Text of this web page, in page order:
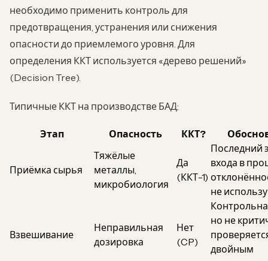
необходимо применить контроль для
предотвращения, устранения или снижения
опасности до приемлемого уровня. Для
определения ККТ используется «дерево решений»
(Decision Tree).
Типичные ККТ на производстве БАД:
Этап Опасность ККТ?
Приёмка сырья
Тяжёлые
металлы,
микробиология
Да
(ККТ-1)
Последний
входа в
не
Взвешивание
Неправильная
дозировка
Нет
(CP)
но не
двойным